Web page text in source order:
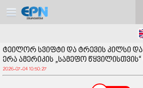
ტეილორ სვიფტი და ტრევის კილსი
ერა ამერიკის „სამეფო
2026-07-04 10:50:27